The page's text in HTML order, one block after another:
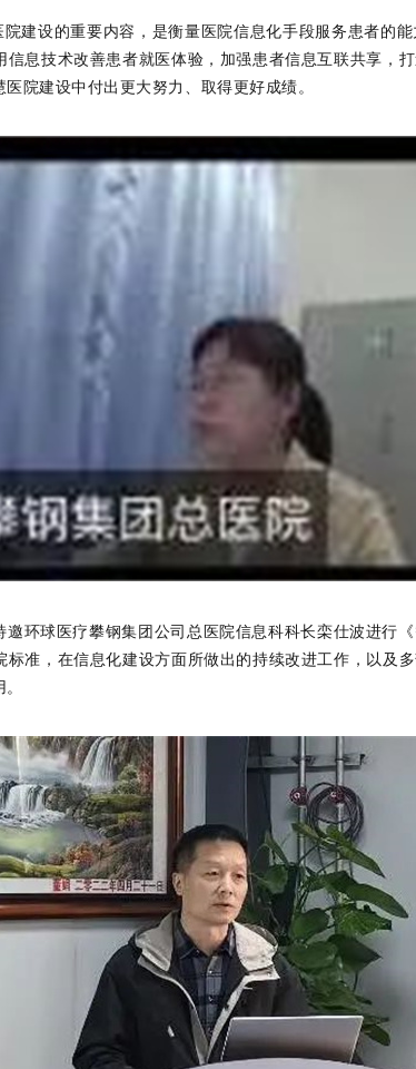
建设的重要内容，是衡量医院信息化手段服务患者的
息技术改善患者就医体验，加强患者信息互联共享，
院建设中付出更大努力、取得更好成绩。
环球医疗攀钢集团公司总医院信息科科长栾仕波进行
准，在信息化建设方面所做出的持续改进工作，以及